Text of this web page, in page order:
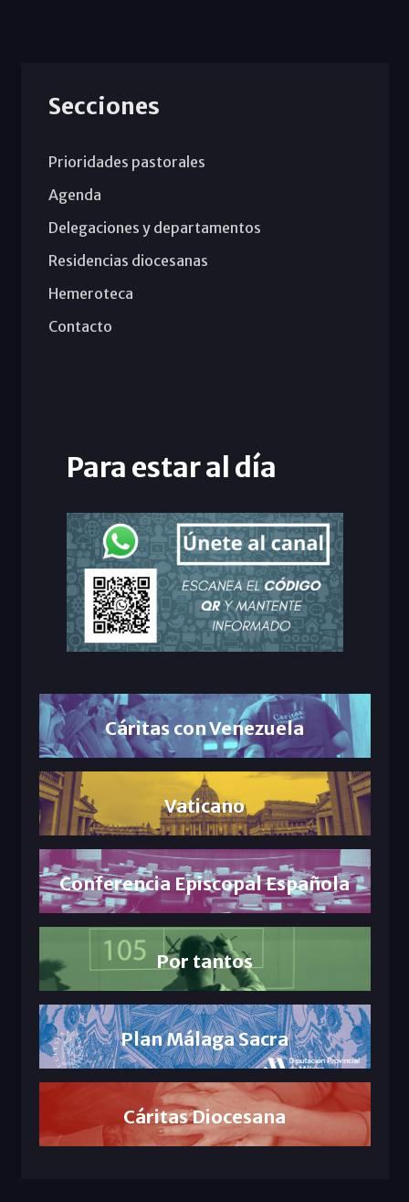
Secciones
Prioridades pastorales
Agenda
Delegaciones y departamentos
Residencias diocesanas
Hemeroteca
Contacto
Para estar al día
Cáritas con Venezuela
Vaticano
Conferencia Episcopal Española
Por tantos
Plan Málaga Sacra
Cáritas Diocesana